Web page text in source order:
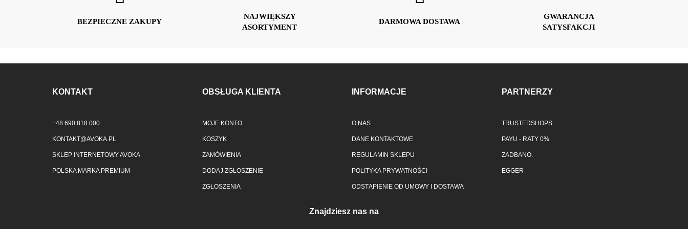
BEZPIECZNE ZAKUPY
NAJWIĘKSZY
ASORTYMENT
DARMOWA DOSTAWA
GWARANCJA
SATYSFAKCJI
KONTAKT
+48 690 818 000
KONTAKT@AVOKA.PL
SKLEP INTERNETOWY AVOKA
POLSKA MARKA PREMIUM
OBSŁUGA KLIENTA
MOJE KONTO
KOSZYK
ZAMÓWIENIA
DODAJ ZGŁOSZENIE
ZGŁOSZENIA
INFORMACJE
O NAS
DANE KONTAKTOWE
REGULAMIN SKLEPU
POLITYKA PRYWATNOŚCI
ODSTĄPIENIE OD UMOWY I DOSTAWA
PARTNERZY
TRUSTEDSHOPS
PAYU - RATY 0%
ZADBANO.
EGGER
Znajdziesz nas na